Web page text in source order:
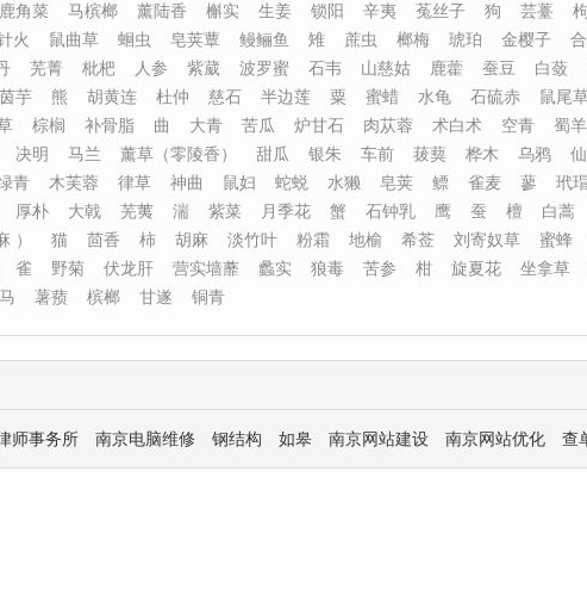
鹿角菜 马槟榔 薰陆香 槲实 生姜 锁阳 辛夷 菟丝子 狗 芸薹
火 鼠曲草 蛔虫 皂荚蕈 鳗鲡鱼 雉 蔗虫 榔梅 琥珀 金樱子
芜菁 枇杷 人参 紫葳 波罗蜜 石韦 山慈姑 鹿藿 蚕豆 白蔹
茵芋 熊 胡黄连 杜仲 慈石 半边莲 粟 蜜蜡 水龟 石硫赤 鼠尾
棕榈 补骨脂 曲 大青 苦瓜 炉甘石 肉苁蓉 术白术 空青 蜀
决明 马兰 薰草（零陵香） 甜瓜 银朱 车前 菝葜 桦木 乌鸦
青 木芙蓉 律草 神曲 鼠妇 蛇蜕 水獭 皂荚 鳔 雀麦 蓼 玳
厚朴 大戟 芜荑 湍 紫菜 月季花 蟹 石钟乳 鹰 蚕 檀 白蒿
） 猫 茴香 柿 胡麻 淡竹叶 粉霜 地榆 希莶 刘寄奴草 蜜蜂
雀 野菊 伏龙肝 营实墙蘼 蠡实 狼毒 苦参 柑 旋夏花 坐拿草
马 薯蓣 槟榔 甘遂 铜青
师事务所 南京电脑维修 钢结构 如皋 南京网站建设 南京网站优化 查